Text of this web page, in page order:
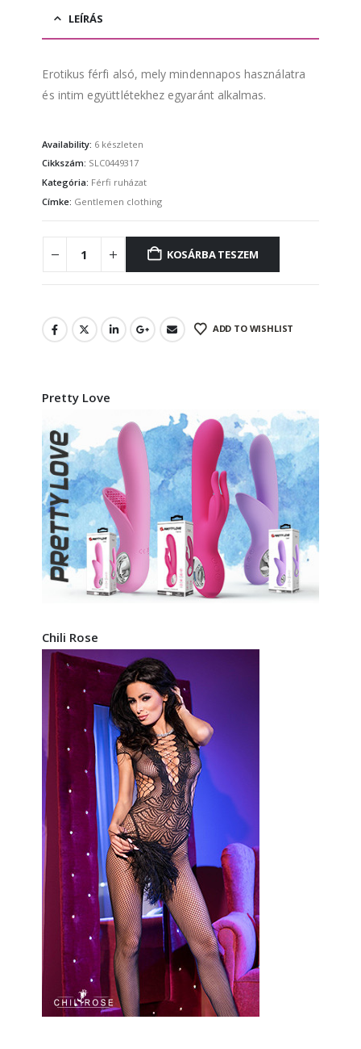
LEÍRÁS
Erotikus férfi alsó, mely mindennapos használatra
és intim együttlétekhez egyaránt alkalmas.
Availability: 6 készleten
Cikkszám: SLC0449317
Kategória: Férfi ruházat
Címke: Gentlemen clothing
KOSÁRBA TESZEM
ADD TO WISHLIST
Pretty Love
Chili Rose